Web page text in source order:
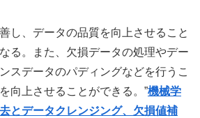
し、データの品質を向上させること
る。また、欠損データの処理やデー
スデータのパディングなどを行うこ
向上させることができる。”機械学
とデータクレンジング、欠損値補